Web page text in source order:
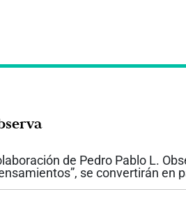
de Pedro Pablo L.
se convertirán en
tus “palabras”, se